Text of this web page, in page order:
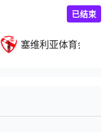
塞维利亚体育会
已结束